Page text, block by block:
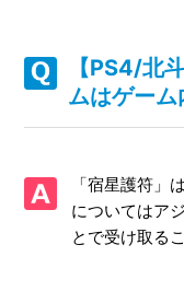
勝てない場合はどう
【PS4/北斗が如く
【PS4/北斗が如く】
てもイベントが発生
【PS4/北
ムはゲー
「宿星護符」
についてはア
とで受け取る